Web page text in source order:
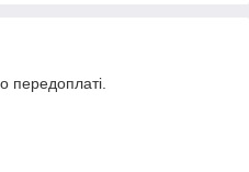
передоплаті.